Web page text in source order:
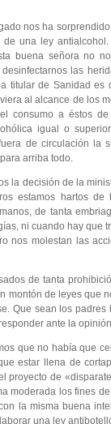
nos ha
una ley
buena señora no
las
titular de Sanidad es
al alcance de los
consumo a éstos
igual o
de circulación la
arriba todo.
la decisión de la
estamos hartos
de tanta
ni cuando hay que
nos molestan las
de tanta
montón de leyes que
Que sean los
ante la
que no había que
estar llena de
proyecto de
moderada los fines
la misma buena
una ley